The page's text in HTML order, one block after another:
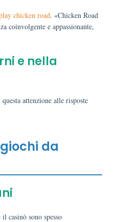
chicken road. «Chicken Road
coinvolgente e appassionante,
e nella
attenzione alle risposte
da
casinò sono spesso